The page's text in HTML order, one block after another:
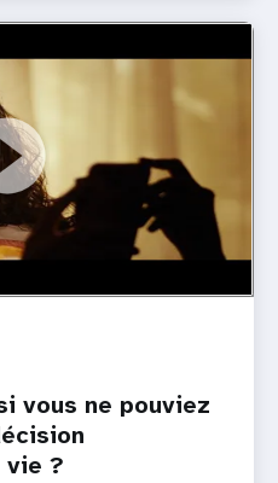
vous ne pouviez
vie ?